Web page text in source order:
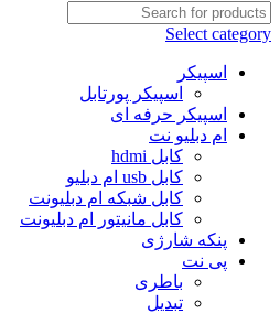
Select category
اسپیکر
اسپیکر پورتابل
اسپیکر حرفه ای
ام دبلیو نت
کابل hdmi
کابل usb ام دبلیو
کابل شبکه ام دبلیونت
کابل مانیتور ام دبلیونت
پنکه شارژی
پی نت
باطری
تبدیل